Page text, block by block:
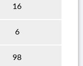
16
6
98